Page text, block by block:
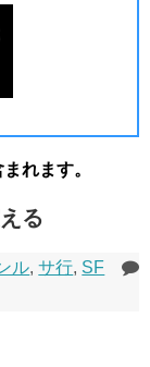
れます。
る
ル,サ行, SF